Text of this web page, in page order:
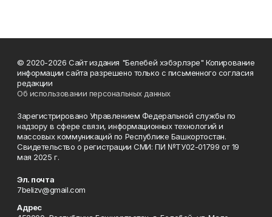
© 2020-2026 Сайт издания "Белебей хэбэрлэре" Копирование
информации сайта разрешено только с письменного согласия
редакции
Об использовании персональных данных
Зарегистрировано Управлением Федеральной службы по
надзору в сфере связи, информационных технологий и
массовых коммуникаций по Республике Башкортостан.
Свидетельство о регистрации СМИ: ПИ №ТУ02-01799 от 19
мая 2025 г.
Эл. почта
7belizv@gmail.com
Адрес